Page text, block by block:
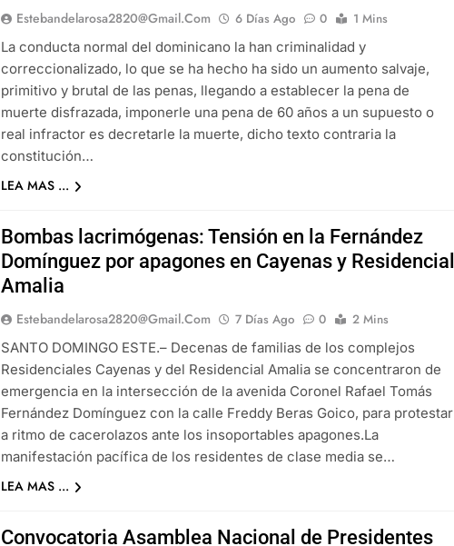
Estebandelarosa2820@gmail.com 6 Días Ago 0
1 Mins
La conducta normal del dominicano la han criminalidad y
correccionalizado, lo que se ha hecho ha sido un aumento salvaje,
primitivo y brutal de las penas, llegando a establecer la pena de
muerte disfrazada, imponerle una pena de 60 años a un supuesto o
real infractor es decretarle la muerte, dicho texto contraria la
constitución…
LEA MAS ...
Bombas lacrimógenas: Tensión en la Fernández
Domínguez por apagones en Cayenas y Residencial
Amalia
Estebandelarosa2820@gmail.com 7 Días Ago 0
2 Mins
​SANTO DOMINGO ESTE.– Decenas de familias de los complejos
Residenciales Cayenas y del Residencial Amalia se concentraron de
emergencia en la intersección de la avenida Coronel Rafael Tomás
Fernández Domínguez con la calle Freddy Beras Goico, para protestar
a ritmo de cacerolazos ante los insoportables apagones.​La
manifestación pacífica de los residentes de clase media se…
LEA MAS ...
Convocatoria Asamblea Nacional de Presidentes